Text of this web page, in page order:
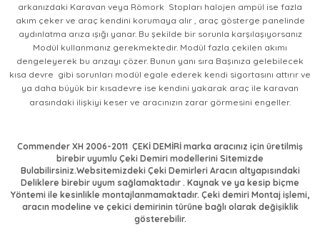
arkanızdaki Karavan veya Römork Stopları halojen ampül ise fazla
akım çeker ve araç kendini korumaya alır , araç gösterge panelinde
aydınlatma arıza ışığı yanar. Bu şekilde bir sorunla karşılaşıyorsanız
Modül kullanmanız gerekmektedir. Modül fazla çekilen akımı
dengeleyerek bu arızayı çözer. Bunun yanı sıra Başınıza gelebilecek
kısa devre gibi sorunları modül egale ederek kendi sigortasını attırır ve
ya daha büyük bir kısadevre ise kendini yakarak araç ile karavan
arasındaki ilişkiyi keser ve aracınızın zarar görmesini engeller.
Commender XH 2006-2011 ÇEKİ DEMİRİ marka aracınız için üretilmiş
birebir uyumlu Çeki Demiri modellerini Sitemizde
Bulabilirsiniz.Websitemizdeki Çeki Demirleri Aracın altyapısındaki
Deliklere birebir uyum sağlamaktadır . Kaynak ve ya kesip biçme
Yöntemi ile kesinlikle montajlanmamaktadır. Çeki demiri Montaj işlemi,
aracın modeline ve çekici demirinin türüne bağlı olarak değişiklik
gösterebilir.